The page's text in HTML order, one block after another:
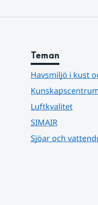
Teman
Havsmiljö i kust
Luftkvalitet
SIMAIR
Sjöar och